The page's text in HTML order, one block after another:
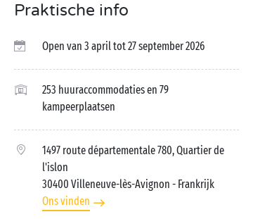
Praktische info
Open van 3 april tot 27 september 2026
253 huuraccommodaties en 79
kampeerplaatsen
1497 route départementale 780, Quartier de
l'islon
30400 Villeneuve-lès-Avignon - Frankrijk
Ons vinden